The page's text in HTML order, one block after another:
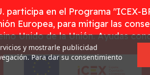
participa en el Programa "ICEX-
Europea, para mitigar las
Unido de la Unión. Ayudas
y mostrarle publicidad
Para dar su consentimiento